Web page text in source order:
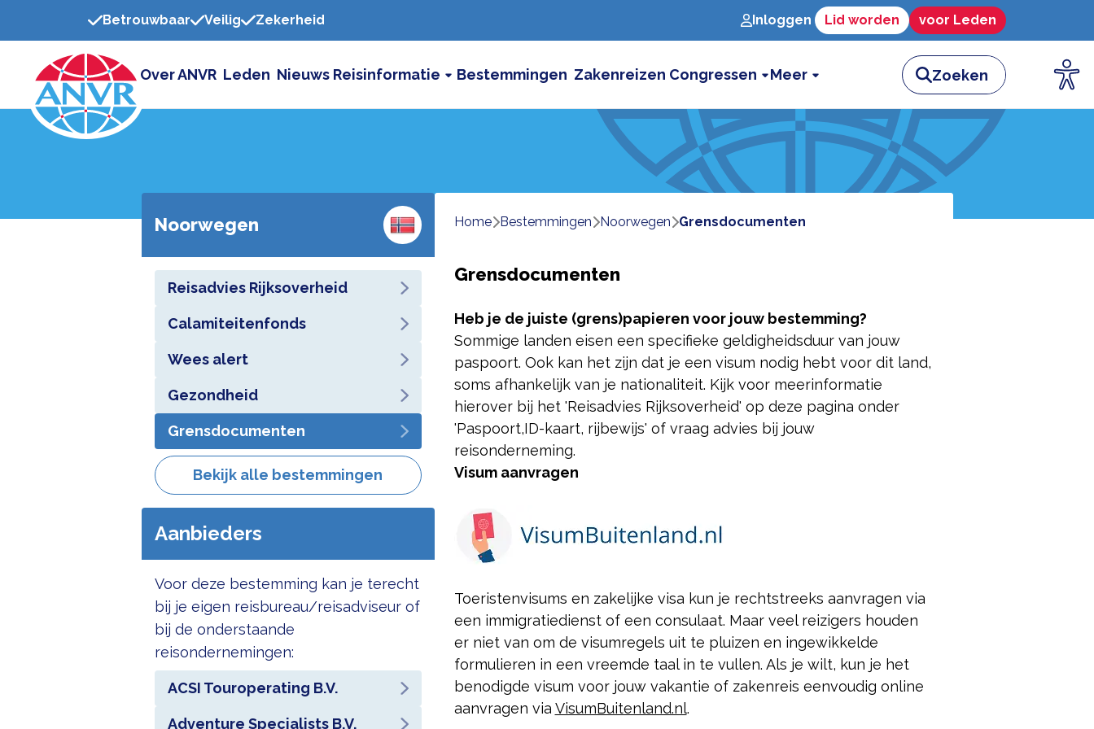
Betrouwbaar Veilig Zekerheid Inloggen Lid worden voor Leden
Over ANVR Leden Nieuws Reisinformatie Bestemmingen Zakenreizen Congressen Meer
Noorwegen
Reisadvies Rijksoverheid
Calamiteitenfonds
Wees alert
Gezondheid
Grensdocumenten
Bekijk alle bestemmingen
Aanbieders
Voor deze bestemming kan je terecht
bij je eigen reisbureau/reisadviseur of
bij de onderstaande
reisondernemingen:
ACSI Touroperating B.V.
Adventure Specialists B.V.
Home bestemmingen noorwegen grensdocumenten
Grensdocumenten
Heb je de juiste (grens)papieren voor jouw bestemming?
Sommige landen eisen een specifieke geldigheidsduur van jouw
paspoort. Ook kan het zijn dat je een visum nodig hebt voor dit land,
soms afhankelijk van je nationaliteit. Kijk voor meerinformatie
hierover bij het 'Reisadvies Rijksoverheid' op deze pagina onder
'Paspoort,ID-kaart, rijbewijs' of vraag advies bij jouw
reisonderneming.
Visum aanvragen
Toeristenvisums en zakelijke visa kun je rechtstreeks aanvragen via
een immigratiedienst of een consulaat. Maar veel reizigers houden
er niet van om de visumregels uit te pluizen en ingewikkelde
formulieren in een vreemde taal in te vullen. Als je wilt, kun je het
benodigde visum voor jouw vakantie of zakenreis eenvoudig online
aanvragen via VisumBuitenland.nl.